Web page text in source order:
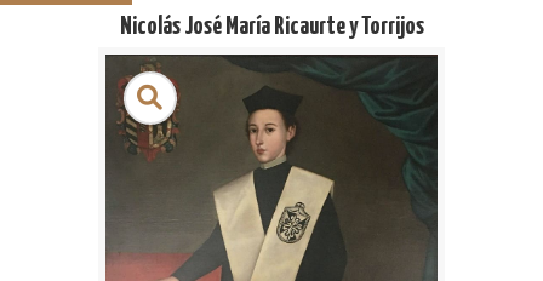
Nicolás José María Ricaurte y Torrijos